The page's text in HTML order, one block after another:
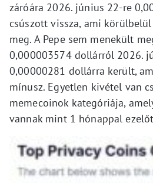
záróára 2026. június 22-re
csúszott vissza, ami
meg. A Pepe sem menekült
0,000003574 dollárról 2026.
0,00000281 dollárra került,
mínusz. Egyetlen kivétel van
memecoinok kategóriája,
vannak mint 1 hónappal